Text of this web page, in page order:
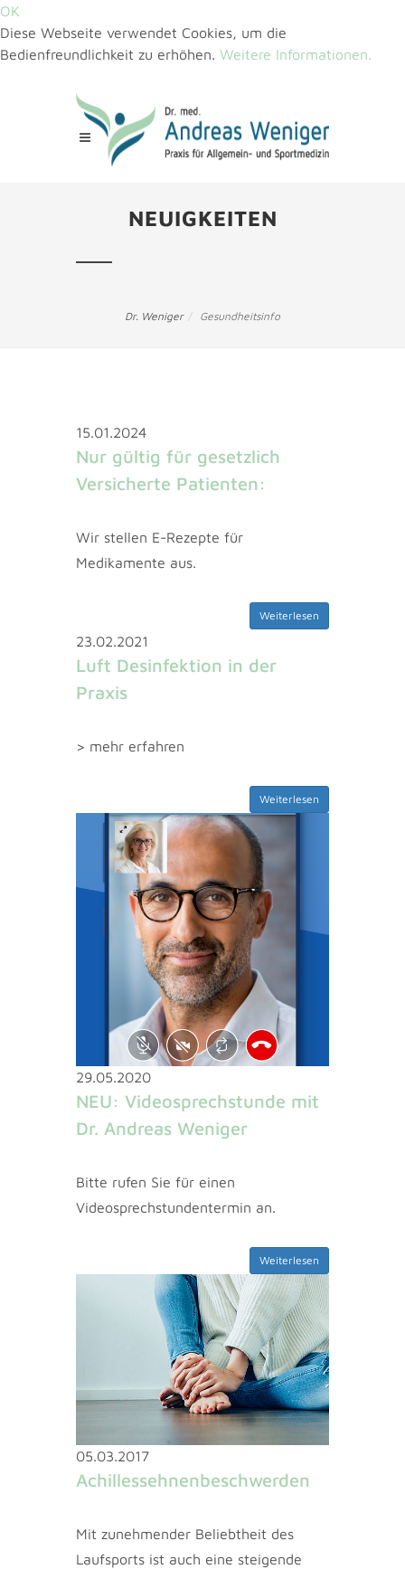
OK
Diese Webseite verwendet Cookies, um die
Bedienfreundlichkeit zu erhöhen. Weitere Informationen.
NEUIGKEITEN
Dr. Weniger Gesundheitsinfo
15.01.2024
Nur gültig für gesetzlich
Versicherte Patienten:
Wir stellen E-Rezepte für
Medikamente aus.
Weiterlesen
23.02.2021
Luft Desinfektion in der
Praxis
> mehr erfahren
Weiterlesen
29.05.2020
NEU: Videosprechstunde mit
Dr. Andreas Weniger
Bitte rufen Sie für einen
Videosprechstundentermin an.
Weiterlesen
05.03.2017
Achillessehnenbeschwerden
Mit zunehmender Beliebtheit des
Laufsports ist auch eine steigende